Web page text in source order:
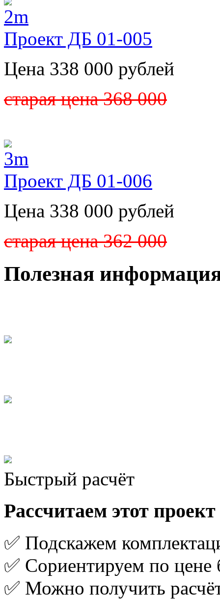
Проект ДБ 01-005
Цена 338 000 рублей
старая цена 368 000
Проект ДБ 01-006
Цена 338 000 рублей
старая цена 362 000
Полезная
Быстрый расчёт
Рассчитаем этот
✅ Подскажем
✅ Сориентируем по цене
✅ Можно получить